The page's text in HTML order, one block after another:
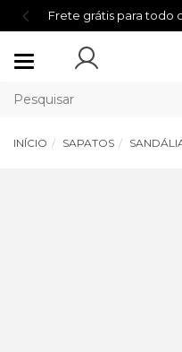
Frete grátis para todo
Mudar
INÍCIO SAPATOS